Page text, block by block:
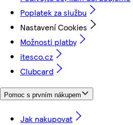
Poplatek za službu
Nastavení Cookies
Možnosti platby
itesco.cz
Clubcard
Pomoc s prvním nákupem
Jak nakupovat